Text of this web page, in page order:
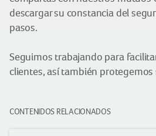
descargar su constancia del
pasos.
Seguimos trabajando para
clientes, así también protegemos
CONTENIDOS RELACIONADOS